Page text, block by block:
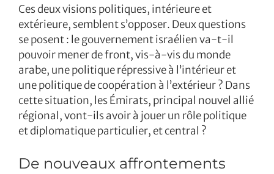
Ces deux visions politiques, intérieure et
extérieure, semblent s’opposer. Deux questions
se posent : le gouvernement israélien va-t-il
pouvoir mener de front, vis-à-vis du monde
arabe, une politique répressive à l’intérieur et
une politique de coopération à l’extérieur ? Dans
cette situation, les Émirats, principal nouvel allié
régional, vont-ils avoir à jouer un rôle politique
et diplomatique particulier, et central ?
De nouveaux affrontements